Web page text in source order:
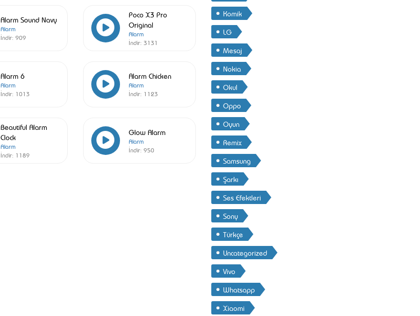
Alarm Sound Navy
Alarm
İndir: 909
Poco X3 Pro
Original
Alarm
İndir: 3131
Alarm 6
Alarm
İndir: 1013
Alarm Chicken
Alarm
İndir: 1123
Beautiful Alarm
Clock
Alarm
İndir: 1189
Glow Alarm
Alarm
İndir: 950
Komik
LG
Mesaj
Nokia
Okul
Oppo
Oyun
Remix
Samsung
Şarkı
Ses Efektleri
Sony
Türkçe
Uncategorized
Vivo
Whatsapp
Xiaomi